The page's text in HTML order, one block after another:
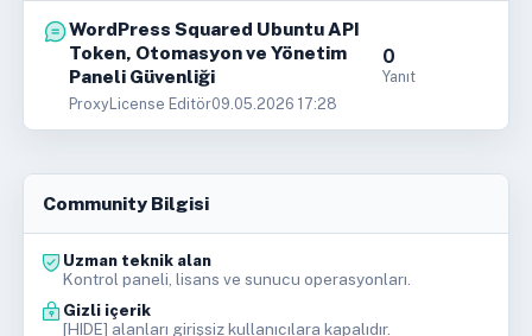
WordPress Squared Ubuntu API
Token, Otomasyon ve Yönetim
Paneli Güvenliği
ProxyLicense Editör09.05.2026 17:28
0
Yanıt
Community Bilgisi
Uzman teknik alan
Kontrol paneli, lisans ve sunucu operasyonları.
Gizli içerik
[HIDE] alanları girişsiz kullanıcılara kapalıdır.